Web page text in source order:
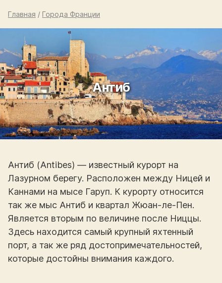
Главная / Города Франции
Антиб
Антиб (Antibes) — известный курорт на
Лазурном берегу. Расположен между Ницей и
Каннами на мысе Гаруп. К курорту относится
так же мыс Антиб и квартал Жюан-ле-Пен.
Является вторым по величине после Ниццы.
Здесь находится самый крупный яхтенный
порт, а так же ряд достопримечательностей,
которые достойны внимания каждого.